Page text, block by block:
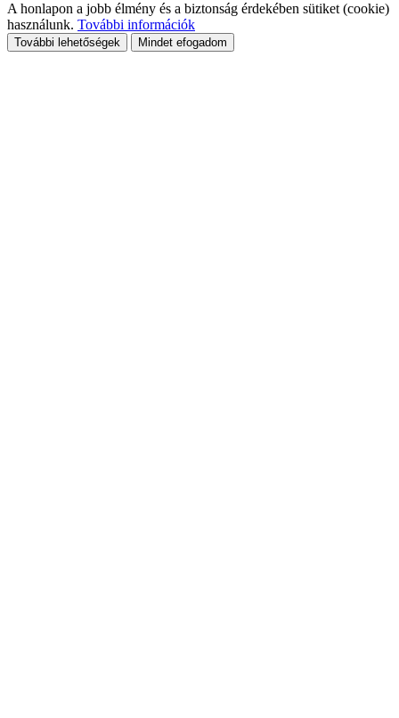
A honlapon a jobb élmény és a biztonság érdekében sütiket (cookie)
használunk. További információk
További lehetőségek Mindet efogadom